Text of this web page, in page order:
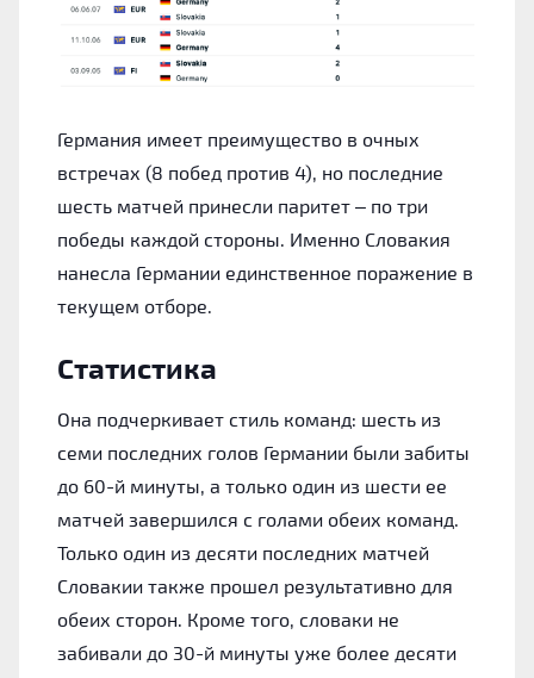
Германия имеет преимущество в очных
встречах (8 побед против 4), но последние
шесть матчей принесли паритет – по три
победы каждой стороны. Именно Словакия
нанесла Германии единственное поражение в
текущем отборе.
Статистика
Она подчеркивает стиль команд: шесть из
семи последних голов Германии были забиты
до 60-й минуты, а только один из шести ее
матчей завершился с голами обеих команд.
Только один из десяти последних матчей
Словакии также прошел результативно для
обеих сторон. Кроме того, словаки не
забивали до 30-й минуты уже более десяти